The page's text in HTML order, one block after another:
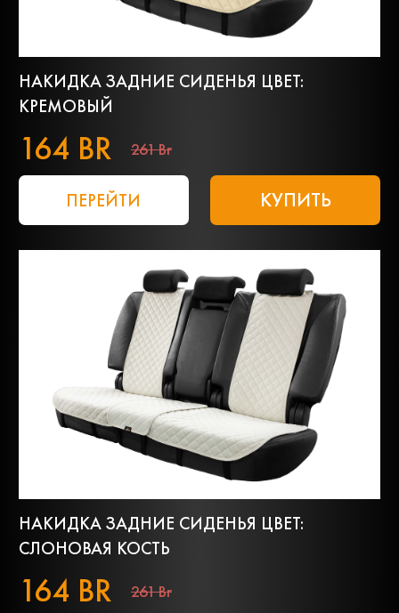
НАКИДКА ЗАДНИЕ СИДЕНЬЯ ЦВЕТ:
КРЕМОВЫЙ
164 BR 261 Br
ПЕРЕЙТИ КУПИТЬ
НАКИДКА ЗАДНИЕ СИДЕНЬЯ ЦВЕТ:
СЛОНОВАЯ КОСТЬ
164 BR 261 Br